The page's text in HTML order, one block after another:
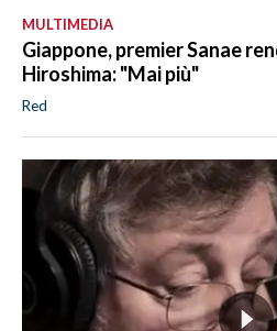
MULTIMEDIA
Giappone, premier Sanae
Hiroshima: "Mai più"
Red